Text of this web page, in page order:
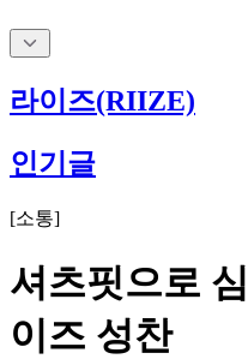
라이즈(RIIZE)
인기글
[소통]
셔츠핏으로
이즈 성찬